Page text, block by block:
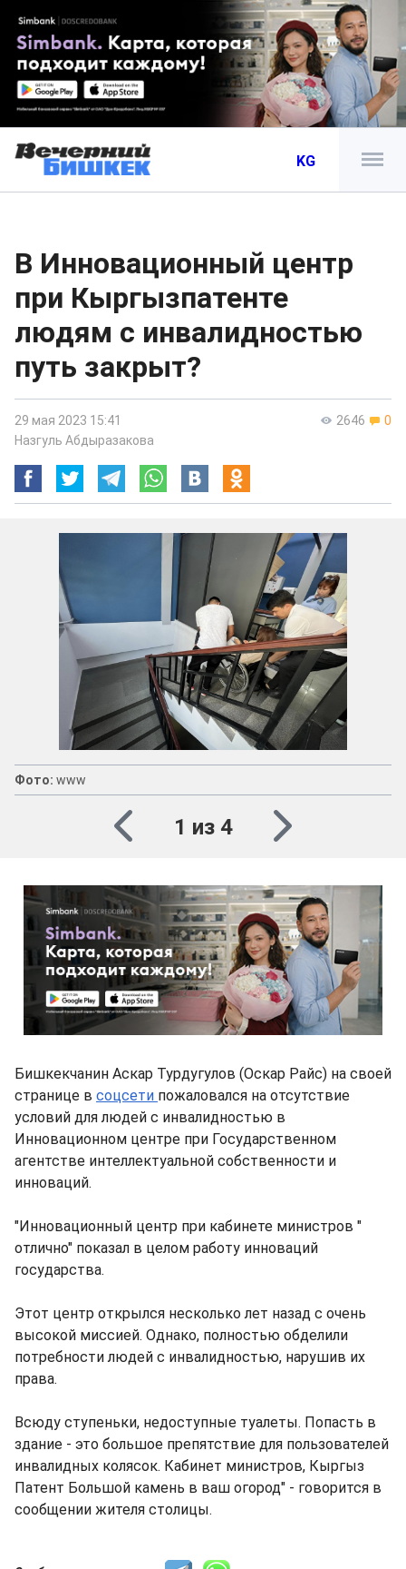
KG
В Инновационный центр
при Кыргызпатенте
людям с инвалидностью
путь закрыт?
2646 0
29 мая 2023 15:41
Назгуль Абдыразакова
Фото: www
1 из 4
Бишкекчанин Аскар Турдугулов (Оскар Райс) на своей
странице в соцсети пожаловался на отсутствие
условий для людей с инвалидностью в
Инновационном центре при Государственном
агентстве интеллектуальной собственности и
инноваций.
"Инновационный центр при кабинете министров "
отлично" показал в целом работу инноваций
государства.
Этот центр открылся несколько лет назад с очень
высокой миссией. Однако, полностью обделили
потребности людей с инвалидностью, нарушив их
права.
Всюду ступеньки, недоступные туалеты. Попасть в
здание - это большое препятствие для пользователей
инвалидных колясок. Кабинет министров, Кыргыз
Патент Большой камень в ваш огород" - говорится в
сообщении жителя столицы.